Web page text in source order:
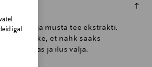
igal
koostist ja musta tee ekstrakti.
jääke, et nahk saaks
puhas ja ilus välja.